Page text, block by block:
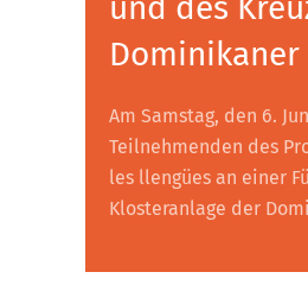
Dominikaner
Am Samstag, den 6.
Teilnehmenden des
les llengües an einer
Klosteranlage der